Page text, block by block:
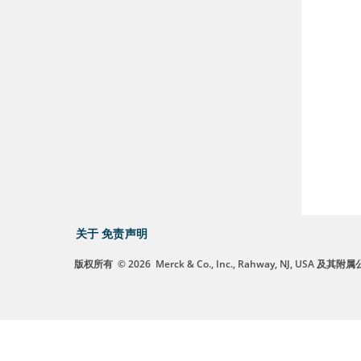
关于 免责声明
版权所有 © 2026 Merck & Co., Inc., Rahway, NJ, USA 及其附属